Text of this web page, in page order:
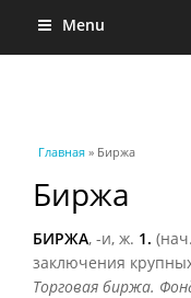
Menu
Вы здесь
Главная » Биржа
Биржа
БИРЖА, -и, ж. 1.
заключения
Торговая биржа.